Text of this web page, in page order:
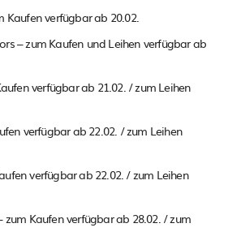
Kaufen verfügbar ab 20.02.
– zum Kaufen und Leihen verfügbar ab
verfügbar ab 21.02. / zum Leihen
verfügbar ab 22.02. / zum Leihen
verfügbar ab 22.02. / zum Leihen
zum Kaufen verfügbar ab 28.02. / zum